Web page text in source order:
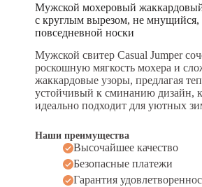
Мужской мохеровый
с круглым вырезом, не мнущийся,
повседневной носки
Мужской свитер Casual Jumper
роскошную мягкость мохера и
жаккардовые узоры, предлагая
устойчивый к сминанию дизайн,
идеально подходит для уютных
Наши преимущества
Высочайшее качество
Безопасные платежи
Гарантия